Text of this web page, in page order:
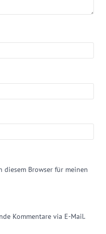
diesem Browser für meinen
Kommentare via E-Mail.